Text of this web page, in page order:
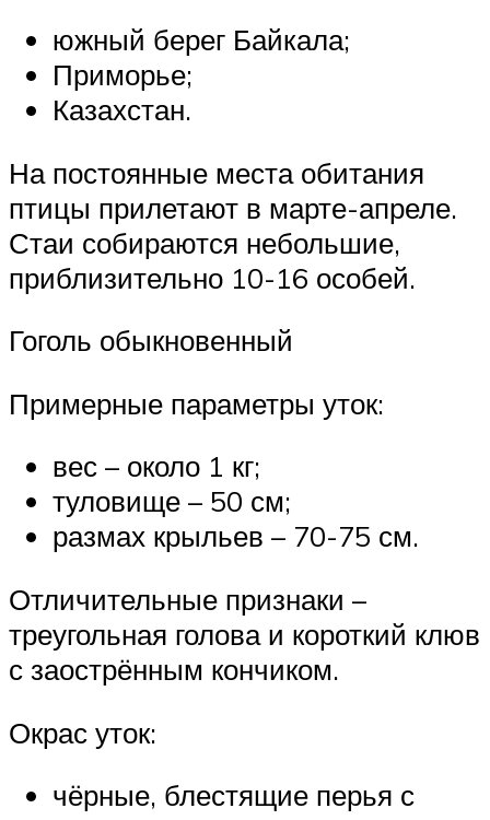
южный берег Байкала;
Приморье;
Казахстан.
На постоянные места обитания
птицы прилетают в марте-апреле.
Стаи собираются небольшие,
приблизительно 10-16 особей.
Гоголь обыкновенный
Примерные параметры уток:
вес – около 1 кг;
туловище – 50 см;
размах крыльев – 70-75 см.
Отличительные признаки –
треугольная голова и короткий клюв
с заострённым кончиком.
Окрас уток:
чёрные, блестящие перья с